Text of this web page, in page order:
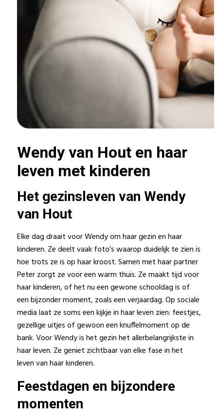
Wendy van Hout en haar
leven met kinderen
Het gezinsleven van Wendy
van Hout
Elke dag draait voor Wendy om haar gezin en haar
kinderen. Ze deelt vaak foto’s waarop duidelijk te zien is
hoe trots ze is op haar kroost. Samen met haar partner
Peter zorgt ze voor een warm thuis. Ze maakt tijd voor
haar kinderen, of het nu een gewone schooldag is of
een bijzonder moment, zoals een verjaardag. Op sociale
media laat ze soms een kijkje in haar leven zien: feestjes,
gezellige uitjes of gewoon een knuffelmoment op de
bank. Voor Wendy is het gezin het allerbelangrijkste in
haar leven. Ze geniet zichtbaar van elke fase in het
leven van haar kinderen.
Feestdagen en bijzondere
momenten